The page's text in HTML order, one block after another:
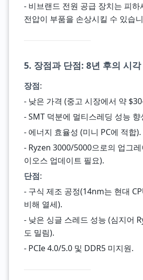
- 비브랜드 전원 공급 장치는 피
전압이 부품을 손상시킬 수 있습
5. 장점과 단점: 8년 후의 시각
장점:
- 낮은 가격 (중고 시장에서 약
- SMT 덕분에 멀티스레딩 성능 향
- 에너지 효율성 (미니 PC에 적합).
- Ryzen 3000/5000으로의 업그
이오스 업데이트 필요).
단점:
- 구식 제조 공정(14nm는 현대
비해 열세).
- 낮은 싱글 스레드 성능 (심지어
도 밀림).
- PCIe 4.0/5.0 및 DDR5 미지원.